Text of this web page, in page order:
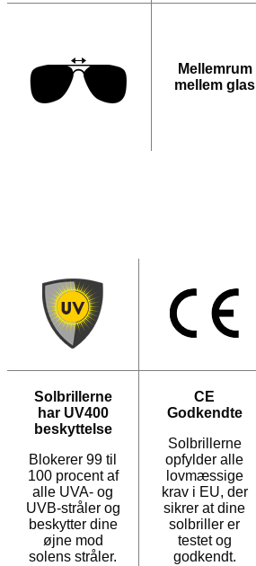
Mellemrum
mellem glas
Solbrillerne
har UV400
beskyttelse
Blokerer 99 til
100 procent af
alle UVA- og
UVB-stråler og
beskytter dine
øjne mod
solens stråler.
CE
Godkendte
Solbrillerne
opfylder alle
lovmæssige
krav i EU, der
sikrer at dine
solbriller er
testet og
godkendt.